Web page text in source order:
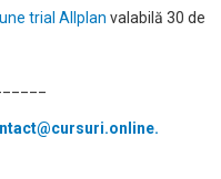
trial Allplan valabilă 30 de